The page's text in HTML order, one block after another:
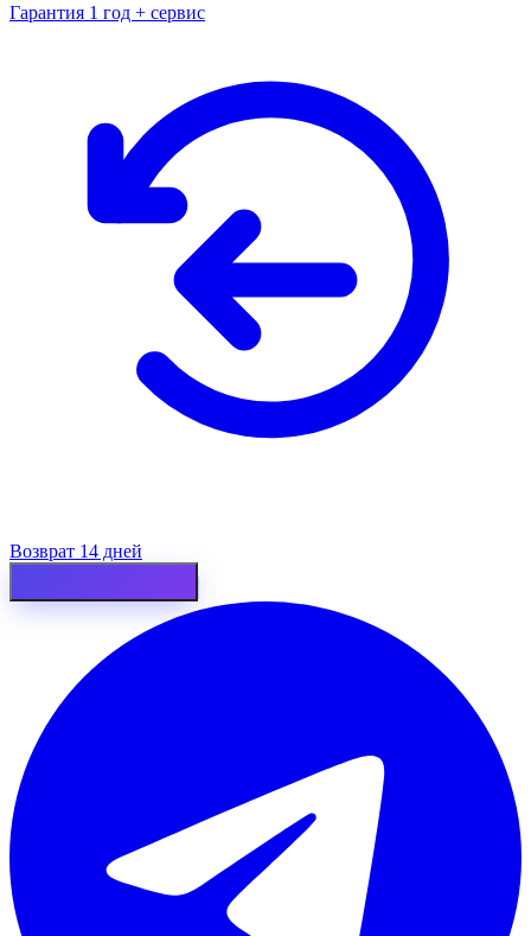
Гарантия 1 год + сервис
Возврат 14 дней